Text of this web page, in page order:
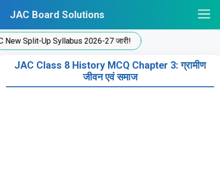
content
JAC Board Solutions
Split-Up Syllabus 2026-27 जारी!
JAC Class 8 History MCQ Chapter 3: ग्रामीण
जीवन एवं समाज